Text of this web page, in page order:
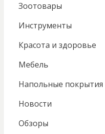
Зоотовары
Инструменты
Красота и здоровье
Мебель
Напольные покрытия
Новости
Обзоры